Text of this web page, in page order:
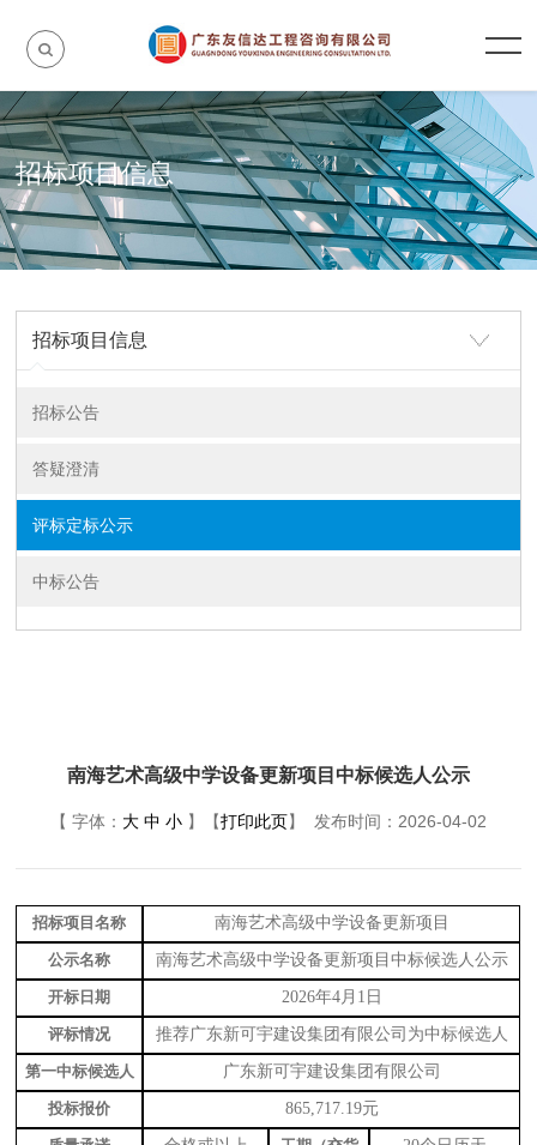
招标项目信息
招标项目信息
招标公告
答疑澄清
评标定标公示
中标公告
南海艺术高级中学设备更新项目中标候选人公示
【 字体： 大 中 小】【打印此页】 发布时间： 2026-04-02
招标项目名称 南海艺术高级中学设备更新项目
公示名称 南海艺术高级中学设备更新项目中标候选人公示
开标日期 2026年4月1日
评标情况 推荐广东新可宇建设集团有限公司为中标候选人
第一中标候选人 广东新可宇建设集团有限公司
投标报价 865,717.19元